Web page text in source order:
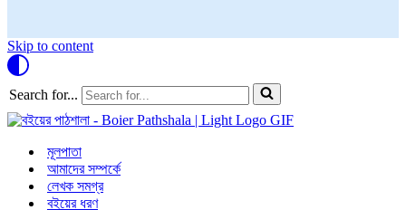
Skip to content
Search for...
মূলপাতা
আমাদের সম্পর্কে
লেখক সমগ্র
বইয়ের ধরণ